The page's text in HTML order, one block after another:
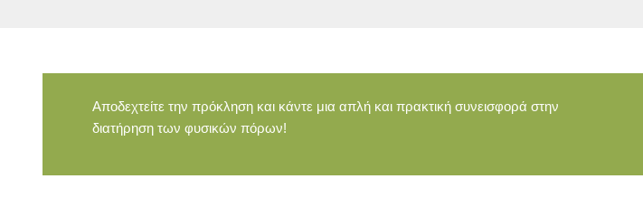
Αποδεχτείτε την πρόκληση και κάντε μια απλή και πρακτική συνεισφορά στην
διατήρηση των φυσικών πόρων!